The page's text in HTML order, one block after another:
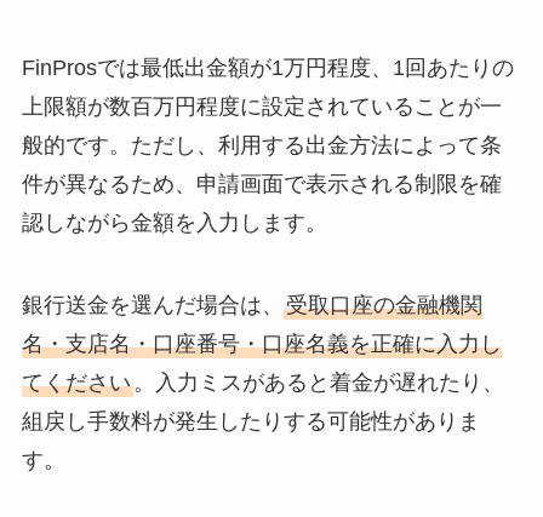
FinProsでは最低出金額が1万円程度、1回あたりの
上限額が数百万円程度に設定されていることが一
般的です。ただし、利用する出金方法によって条
件が異なるため、申請画面で表示される制限を確
認しながら金額を入力します。
銀行送金を選んだ場合は、 受取口座の金融機関
名・支店名・口座番号・口座名義を正確に入力し
てください。入力ミスがあると着金が遅れたり、
組戻し手数料が発生したりする可能性がありま
す。